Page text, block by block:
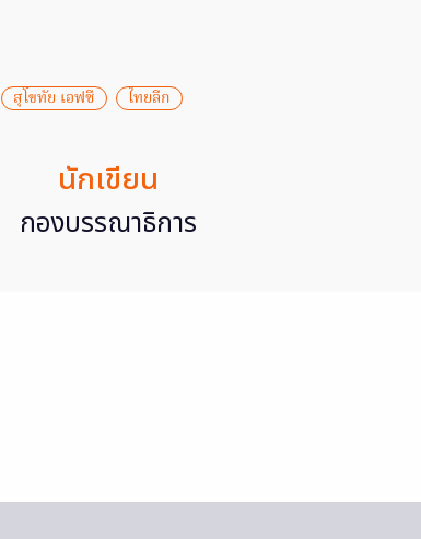
สุโขทัย เอฟซี ไทยลีก
นักเขียน
กองบรรณาธิการ